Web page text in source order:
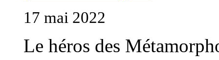
17 mai 2022
Le héros des